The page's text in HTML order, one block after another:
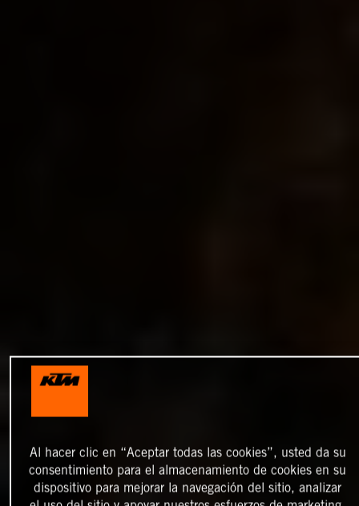
Al hacer clic en “Aceptar todas las cookies”, usted da su
consentimiento para el almacenamiento de cookies en su
dispositivo para mejorar la navegación del sitio, analizar